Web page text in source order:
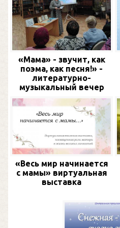
«Мама» - звучит, как
поэма, как песня!» -
литературно-
музыкальный вечер
«Весь мир начинается
с мамы» виртуальная
выставка